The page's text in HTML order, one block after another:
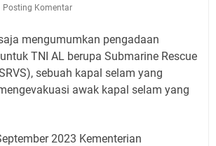
Posting Komentar
mengumumkan pengadaan
TNI AL berupa Submarine Rescue
sebuah kapal selam yang
awak kapal selam yang
2023 Kementerian